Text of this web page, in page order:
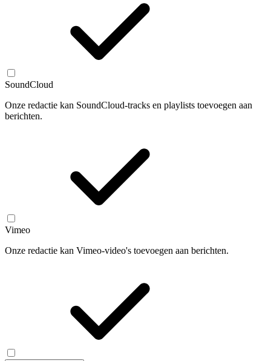
SoundCloud
Onze redactie kan SoundCloud-tracks en playlists toevoegen aan
berichten.
Vimeo
Onze redactie kan Vimeo-video's toevoegen aan berichten.